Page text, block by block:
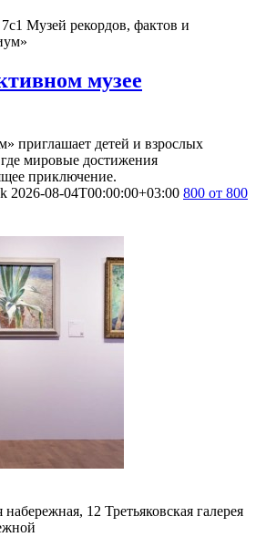
Музей рекордов, фактов и
музее
приглашает детей и взрослых
мировые достижения
приключение.
2026-08-04T00:00:00+03:00 800 от 800
набережная, 12 Третьяковская галерея